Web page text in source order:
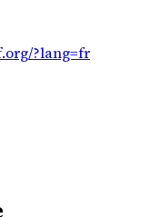
?lang=fr